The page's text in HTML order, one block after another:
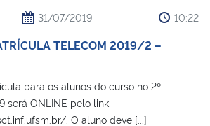
31/07/2019 10:22
TELECOM 2019/2 –
para os alunos do curso no 2º
será ONLINE pelo link
. O aluno deve [...]